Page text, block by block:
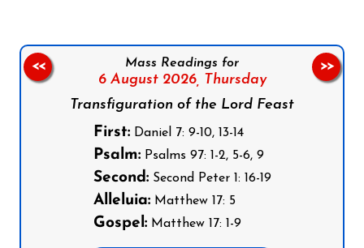
Mass Readings for
6 August 2026, Thursday
Transfiguration of the Lord Feast
First:Daniel 7: 9-10, 13-14
Psalm:Psalms 97: 1-2, 5-6, 9
Second:Second Peter 1: 16-19
Alleluia:Matthew 17: 5
Gospel:Matthew 17: 1-9
<< >>